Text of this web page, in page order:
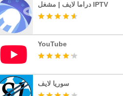
دراما لايف | مشغل IPTV
YouTube
سوريا لايف